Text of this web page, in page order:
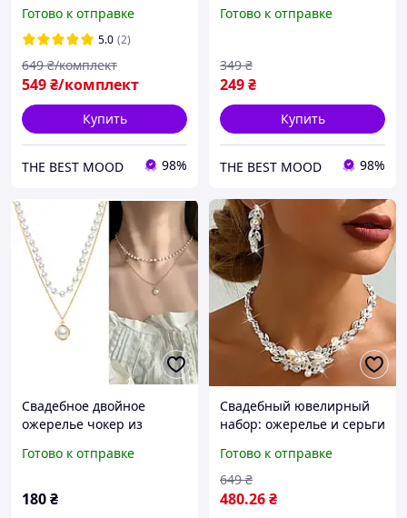
стразами
Готово к отправке
5.0 (2)
549₴/комплект
649 ₴/комплект
Купить
THE BEST MOOD 98%
925 пробы Подвеска
Готово к отправке
249₴
349 ₴
Купить
THE BEST MOOD 98%
Свадебное двойное
ожерелье чокер из
Готово к отправке
180₴
Свадебный ювелирный
набор: ожерелье и серьги
стразами
Готово к отправке
480.26₴
649 ₴